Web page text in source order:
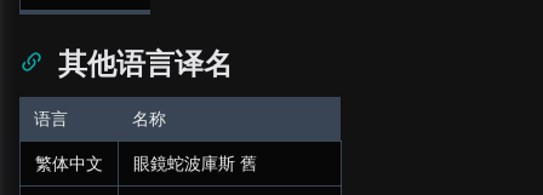
其他语言译名
语言
名称
繁体中文
眼鏡蛇波庫斯 舊